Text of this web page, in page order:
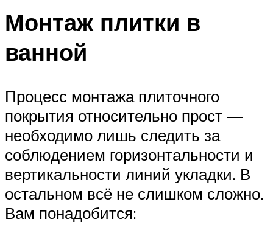
Монтаж плитки в
ванной
Процесс монтажа плиточного
покрытия относительно прост —
необходимо лишь следить за
соблюдением горизонтальности и
вертикальности линий укладки. В
остальном всё не слишком сложно.
Вам понадобится: